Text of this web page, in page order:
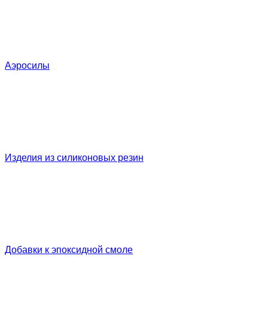
Аэросилы
Изделия из силиконовых резин
Добавки к эпоксидной смоле